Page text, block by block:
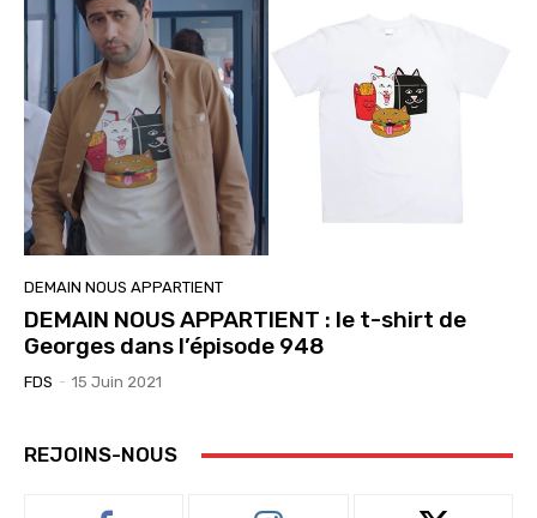
DEMAIN NOUS APPARTIENT
DEMAIN NOUS APPARTIENT : le t-shirt de
Georges dans l’épisode 948
FDS - 15 Juin 2021
REJOINS-NOUS